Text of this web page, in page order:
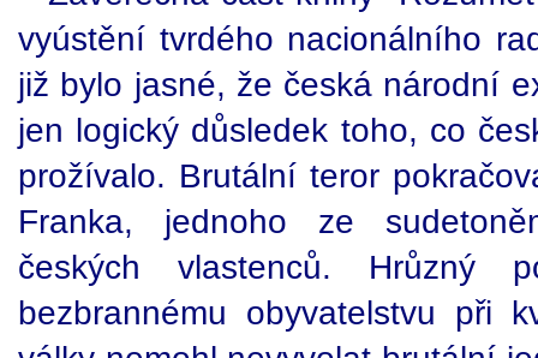
vyústění tvrdého nacionálního
již bylo jasné, že česká národní
jen logický důsledek toho, co
prožívalo. Brutální teror
Franka, jednoho ze
českých vlastenců. Hrůzný
bezbrannému obyvatelstvu při